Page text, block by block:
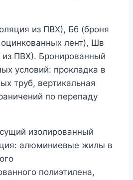
из ПВХ), Бб (броня
оцинкованных лент), Шв
ПВХ). Бронированный
условий: прокладка в
труб, вертикальная
по перепаду
изолированный
алюминиевые жилы в
полиэтилена,